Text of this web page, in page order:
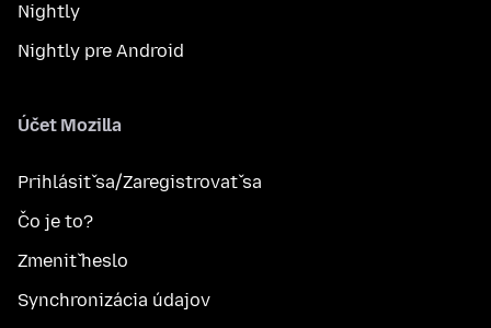
Nightly
Nightly pre Android
Účet Mozilla
Prihlásiť sa/Zaregistrovať sa
Čo je to?
Zmeniť heslo
Synchronizácia údajov